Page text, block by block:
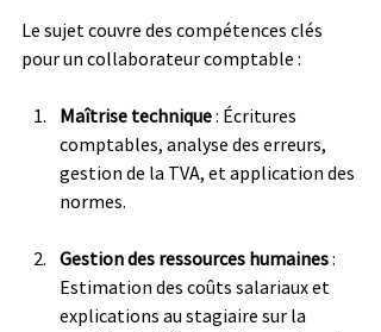
Le sujet couvre des compétences clés
pour un collaborateur comptable :
Maîtrise technique : Écritures
comptables, analyse des erreurs,
gestion de la TVA, et application des
normes.
Gestion des ressources humaines :
Estimation des coûts salariaux et
explications au stagiaire sur la